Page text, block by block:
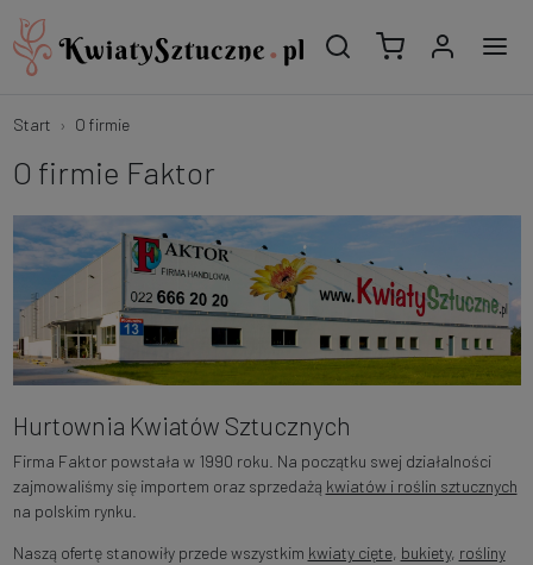
Start O firmie
O firmie Faktor
Hurtownia Kwiatów Sztucznych
Firma Faktor powstała w 1990 roku. Na początku swej działalności
zajmowaliśmy się importem oraz sprzedażą kwiatów i roślin sztucznych
na polskim rynku.
Naszą ofertę stanowiły przede wszystkim kwiaty cięte, bukiety, rośliny